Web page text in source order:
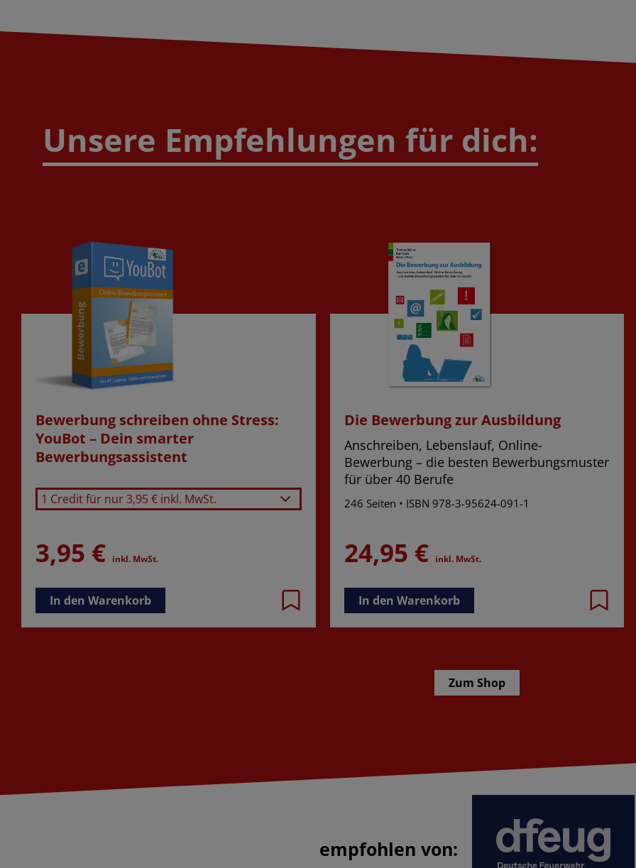
Unsere Empfehlungen für dich:
Bewerbung schreiben ohne Stress:
YouBot – Dein smarter
Bewerbungsassistent
Laufzeit wählen
1 Credit für nur 3,95 € inkl. MwSt.
3,95 € inkl. MwSt.
In den Warenkorb
Die Bewerbung zur Ausbildung
Anschreiben, Lebenslauf, Online-
Bewerbung – die besten Bewerbungsmuster
für über 40 Berufe
246 Seiten • ISBN 978-3-95624-091-1
24,95 € inkl. MwSt.
In den Warenkorb
Zum Shop
empfohlen von: